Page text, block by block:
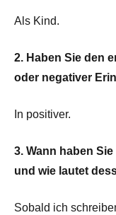
Als Kind.
2. Haben Sie den
oder negativer
In positiver.
3. Wann haben
und wie lautet
Sobald ich